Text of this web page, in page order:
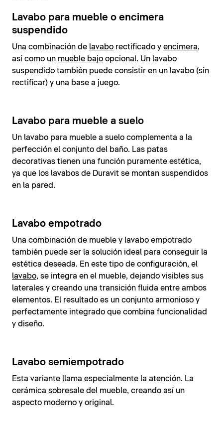
Lavabo para mueble o encimera
suspendido
Una combinación de lavabo rectificado y encimera,
así como un mueble bajo opcional. Un lavabo
suspendido también puede consistir en un lavabo (sin
rectificar) y una base a juego.
Lavabo para mueble a suelo
Un lavabo para mueble a suelo complementa a la
perfección el conjunto del baño. Las patas
decorativas tienen una función puramente estética,
ya que los lavabos de Duravit se montan suspendidos
en la pared.
Lavabo empotrado
Una combinación de mueble y lavabo empotrado
también puede ser la solución ideal para conseguir la
estética deseada. En este tipo de configuración, el
lavabo, se integra en el mueble, dejando visibles sus
laterales y creando una transición fluida entre ambos
elementos. El resultado es un conjunto armonioso y
perfectamente integrado que combina funcionalidad
y diseño.
Lavabo semiempotrado
Esta variante llama especialmente la atención. La
cerámica sobresale del mueble, creando así un
aspecto moderno y original.